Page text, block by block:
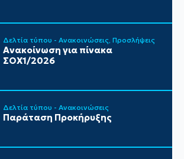
Δελτία τύπου - Ανακοινώσεις Προσλήψεις
Ανακοίνωση για πίνακα
ΣΟΧ1/2026
Δελτία τύπου - Ανακοινώσεις
Παράταση Προκήρυξης